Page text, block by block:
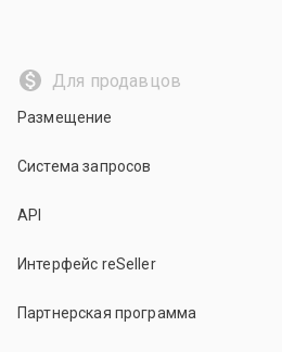
Для продавцов
Размещение
Система запросов
API
Интерфейс reSeller
Партнерская программа